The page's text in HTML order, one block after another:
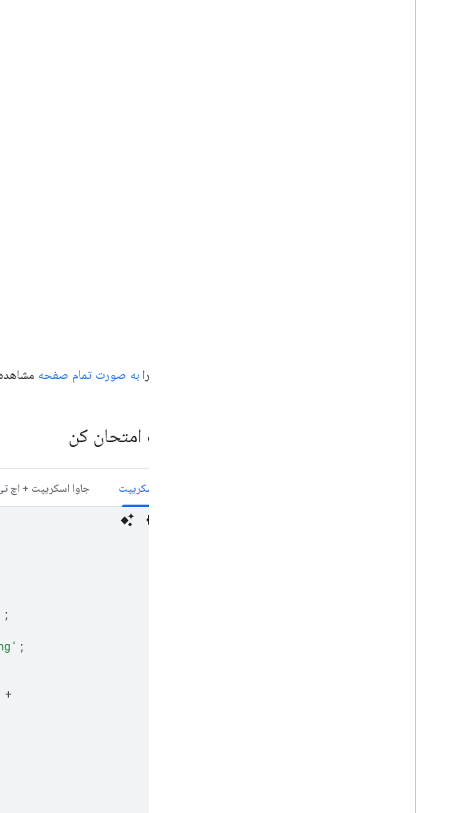
این مثال را به صورت تمام صفحه
خودت امتحان کن
جاوا اسکریپت جاوا اسکریپت + اچ
;
;
+